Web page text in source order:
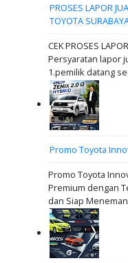
PROSES LAPOR
TOYOTA
CEK PROSES
Persyaratan lapor
1.pemilik datang
Promo Toyota
Promo Toyota
Premium dengan
dan Siap